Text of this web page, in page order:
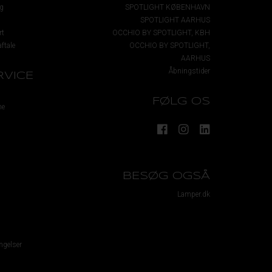
SPOTLIGHT KØBENHAVN
SPOTLIGHT AARHUS
OCCHIO BY SPOTLIGHT, KBH
OCCHIO BY SPOTLIGHT,
AARHUS
Åbningstider
FØLG OS
BESØG OGSÅ
Lamper.dk